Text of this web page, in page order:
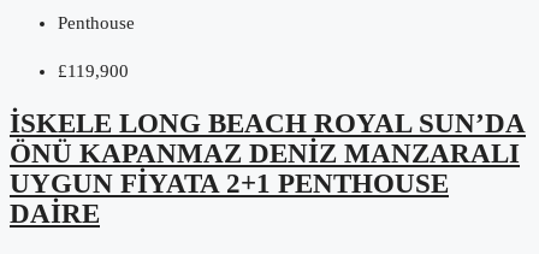
Penthouse
£119,900
İSKELE LONG BEACH ROYAL SUN’DA
ÖNÜ KAPANMAZ DENIZ MANZARALI
UYGUN FIYATA 2+1 PENTHOUSE
DAIRE